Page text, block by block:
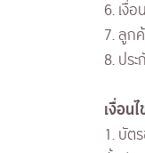
6. เงื่
7. ลูก
8. ปร
เงื่อน
1. บัต